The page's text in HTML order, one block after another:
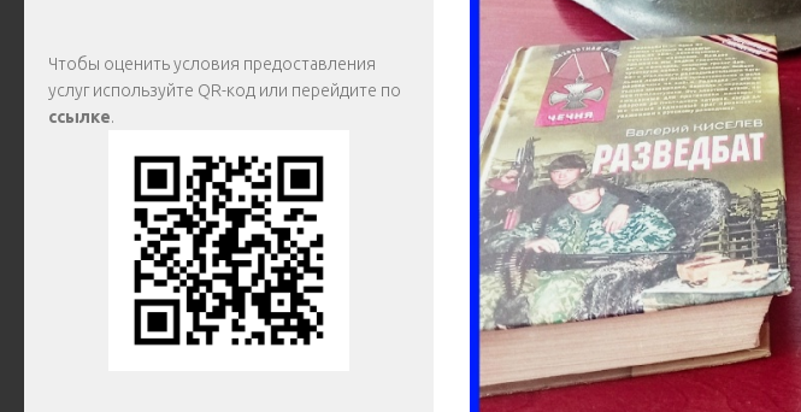
Чтобы оценить условия предоставления
услуг используйте QR-код или перейдите по
ссылке.